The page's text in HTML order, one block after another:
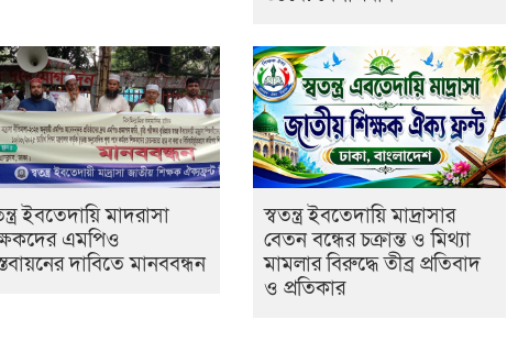
ইবতেদায়ি মাদরাসা
এমপিও
দাবিতে মানববন্ধন
স্বতন্ত্র ইবতেদায়ি মাদ্রাসার
বেতন বন্ধের চক্রান্ত ও মিথ্যা
মামলার বিরুদ্ধে তীব্র প্রতিবাদ
ও প্রতিকার